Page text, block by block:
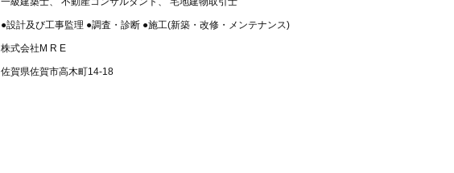
●設計及び工事監理 ●調査・診断 ●施工(新築・改修・メンテナンス)
株式会社M R E
佐賀県佐賀市高木町14-18